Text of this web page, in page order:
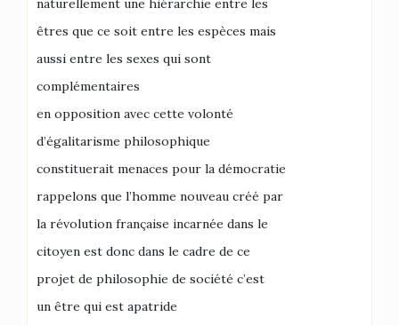
naturellement une hiérarchie entre les
êtres que ce soit entre les espèces mais
aussi entre les sexes qui sont
complémentaires
en opposition avec cette volonté
d’égalitarisme philosophique
constituerait menaces pour la démocratie
rappelons que l’homme nouveau créé par
la révolution française incarnée dans le
citoyen est donc dans le cadre de ce
projet de philosophie de société c’est
un être qui est apatride